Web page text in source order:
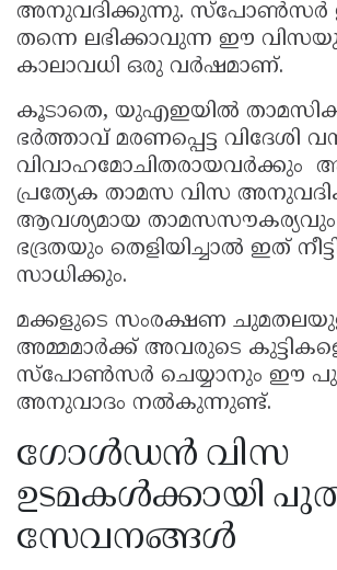
അനുവദിക്കുന്നു. സ്പോൺസർ
തന്നെ ലഭിക്കാവുന്ന ഈ
കാലാവധി ഒരു വർഷമാണ്.
കൂടാതെ, യുഎഇയിൽ
ഭർത്താവ് മരണപ്പെട്ട വിദേശി
വിവാഹമോചിതരായവർക്കും
പ്രത്യേക താമസ വിസ
ആവശ്യമായ താമസസൗകര്യവും
ഭദ്രതയും തെളിയിച്ചാൽ ഇത്
സാധിക്കും.
മക്കളുടെ സംരക്ഷണ
അമ്മമാർക്ക് അവരുടെ
സ്പോൺസർ ചെയ്യാനും ഈ
അനുവാദം നൽകുന്നുണ്ട്.
ഗോൾഡൻ വിസ
ഉടമകൾക്കായി
സേവനങ്ങൾ